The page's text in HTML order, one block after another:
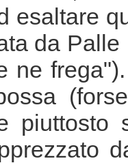
esaltare
da
ne
piuttosto